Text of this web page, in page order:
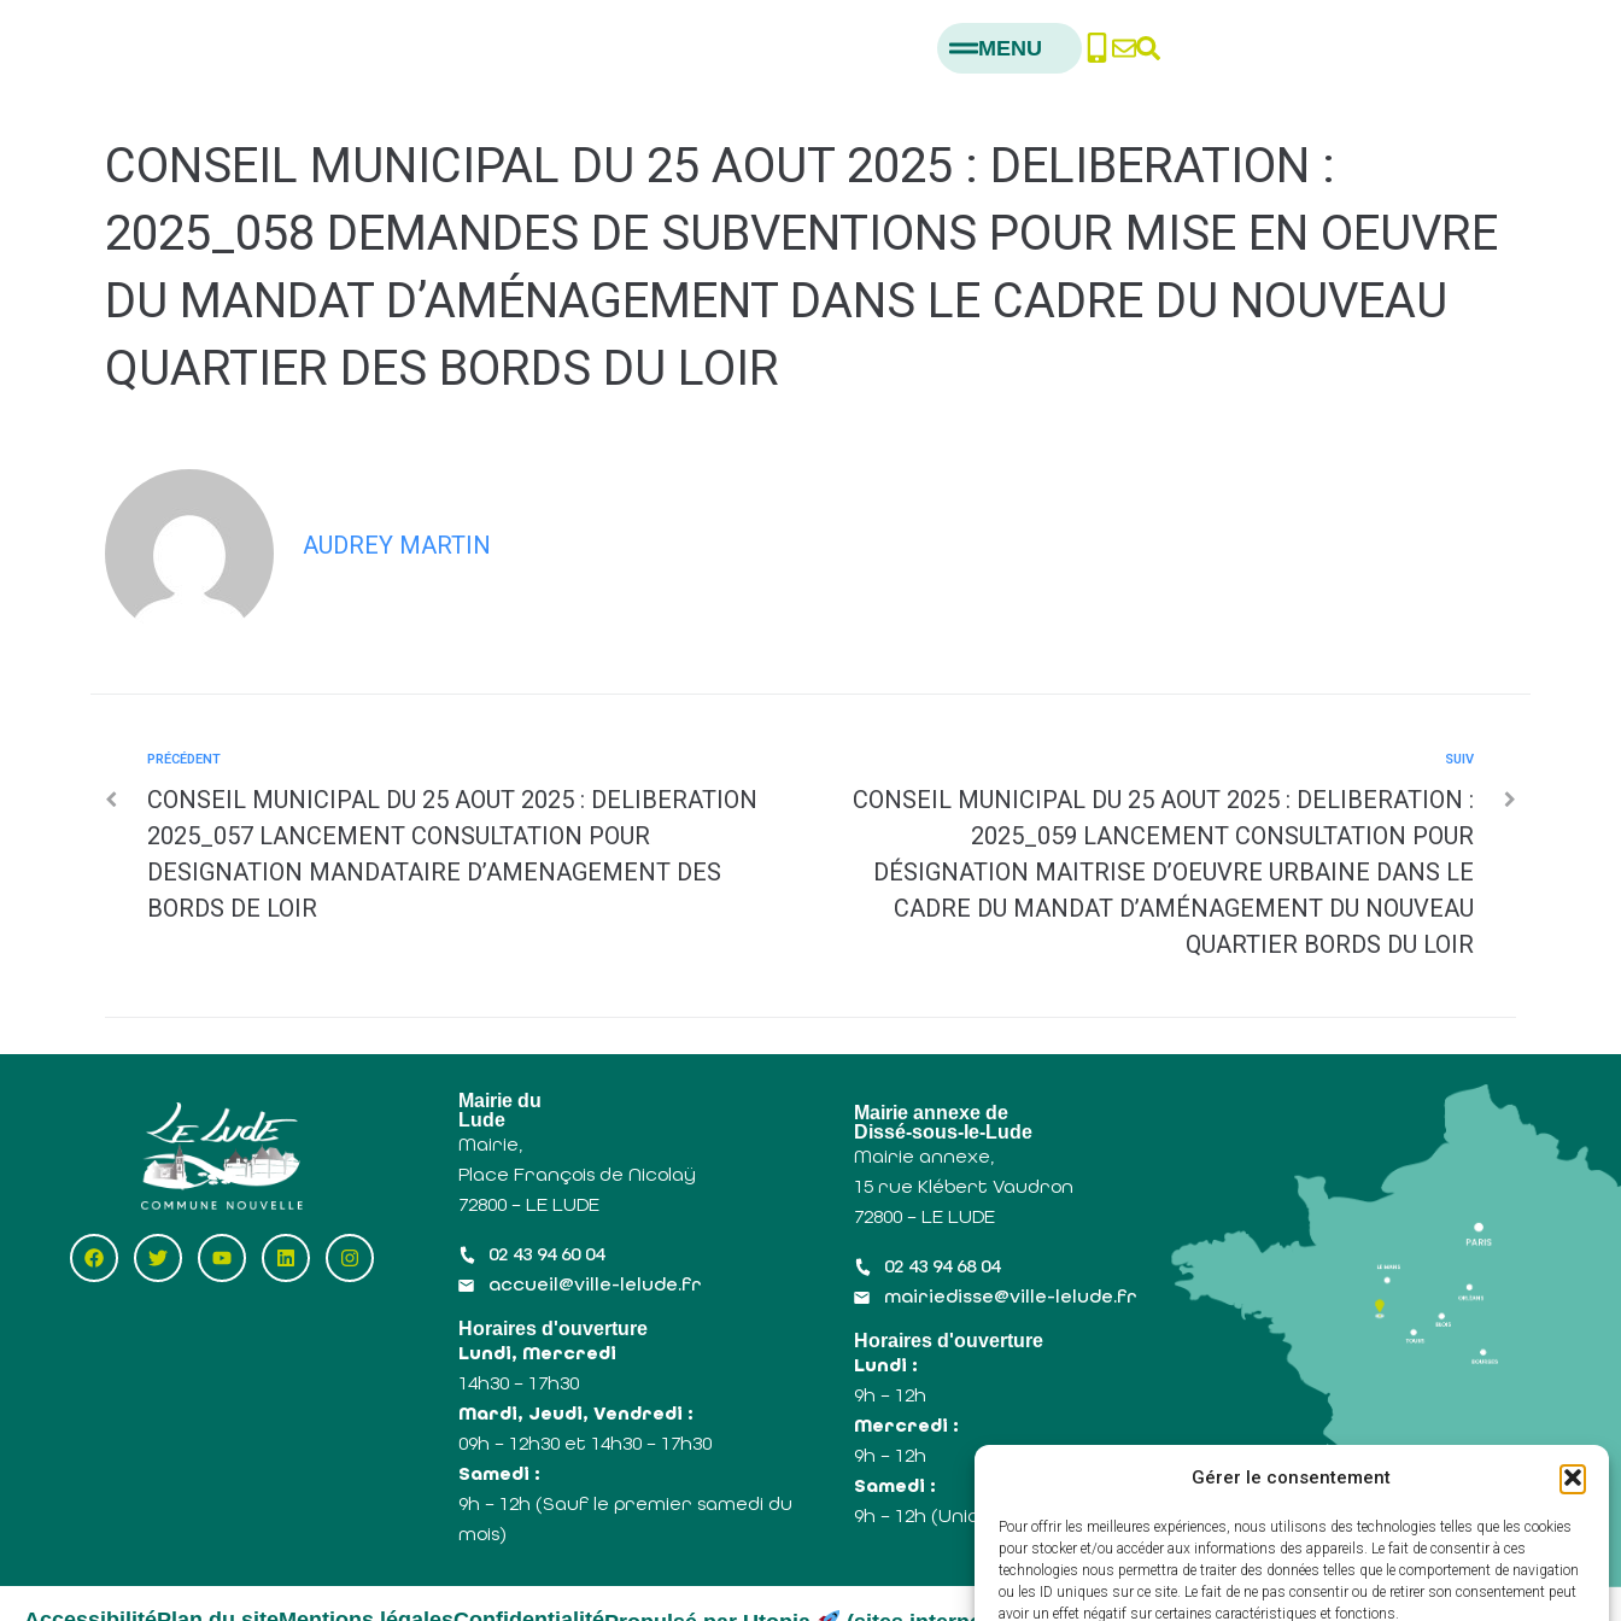
Gérer le consentement
Pour offrir les meilleures expériences, nous utilisons des technologies telles que les cookies
pour stocker et/ou accéder aux informations des appareils. Le fait de consentir à ces
technologies nous permettra de traiter des données telles que le comportement de navigation
ou les ID uniques sur ce site. Le fait de ne pas consentir ou de retirer son consentement peut
avoir un effet négatif sur certaines caractéristiques et fonctions.
MENU
CONSEIL MUNICIPAL DU 25 AOUT 2025 : DELIBERATION :
2025_058 DEMANDES DE SUBVENTIONS POUR MISE EN OEUVRE
DU MANDAT D’AMÉNAGEMENT DANS LE CADRE DU NOUVEAU
QUARTIER DES BORDS DU LOIR
AUDREY MARTIN
PRÉCÉDENT
CONSEIL MUNICIPAL DU 25 AOUT 2025 : DELIBERATION
2025_057 LANCEMENT CONSULTATION POUR
DESIGNATION MANDATAIRE D’AMENAGEMENT DES
BORDS DE LOIR
SUIV
CONSEIL MUNICIPAL DU 25 AOUT 2025 : DELIBERATION :
2025_059 LANCEMENT CONSULTATION POUR
DÉSIGNATION MAITRISE D’OEUVRE URBAINE DANS LE
CADRE DU MANDAT D’AMÉNAGEMENT DU NOUVEAU
QUARTIER BORDS DU LOIR
Mairie du
Lude
Mairie,
Place François de Nicolaÿ
72800 – LE LUDE
02 43 94 60 04
accueil@ville-lelude.fr
Horaires d'ouverture
Lundi, Mercredi
14h30 – 17h30
Mardi, Jeudi, Vendredi :
09h – 12h30 et 14h30 – 17h30
Samedi :
9h – 12h (Sauf le premier samedi du
mois)
Mairie annexe de
Dissé-sous-le-Lude
Mairie annexe,
15 rue Klébert Vaudron
72800 – LE LUDE
02 43 94 68 04
mairiedisse@ville-lelude.fr
Horaires d'ouverture
Lundi :
9h – 12h
Mercredi :
9h – 12h
Samedi :
9h – 12h (Uniquement le 1er samedi du mois)